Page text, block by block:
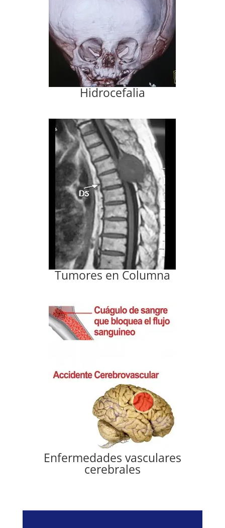
Hidrocefalia
Tumores en Columna
Enfermedades vasculares
cerebrales